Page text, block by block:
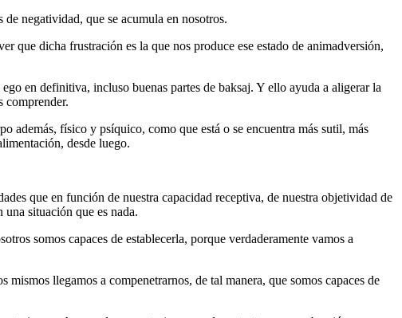
negatividad, que se acumula en nosotros.
que dicha frustración es la que nos produce ese estado de animadversión,
en definitiva, incluso buenas partes de baksaj. Y ello ayuda a aligerar la
comprender.
además, físico y psíquico, como que está o se encuentra más sutil, más
desde luego.
que en función de nuestra capacidad receptiva, de nuestra objetividad de
situación que es nada.
somos capaces de establecerla, porque verdaderamente vamos a
llegamos a compenetrarnos, de tal manera, que somos capaces de